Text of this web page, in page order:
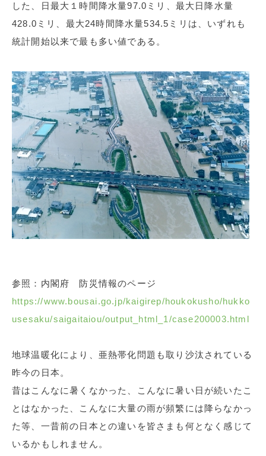
した、日最大１時間降水量97.0ミリ、最大日降水量
428.0ミリ、最大24時間降水量534.5ミリは、いずれも
統計開始以来で最も多い値である。
参照：内閣府 防災情報のページ
https://www.bousai.go.jp/kaigirep/houkokusho/hukko
usesaku/saigaitaiou/output_html_1/case200003.html
地球温暖化により、亜熱帯化問題も取り沙汰されている
昨今の日本。
昔はこんなに暑くなかった、こんなに暑い日が続いたこ
とはなかった、こんなに大量の雨が頻繁には降らなかっ
た等、一昔前の日本との違いを皆さまも何となく感じて
いるかもしれません。